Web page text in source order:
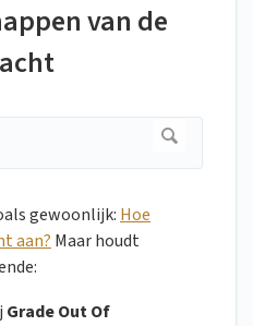
van de
gewoonlijk: Hoe
aan? Maar houdt
Grade Out Of